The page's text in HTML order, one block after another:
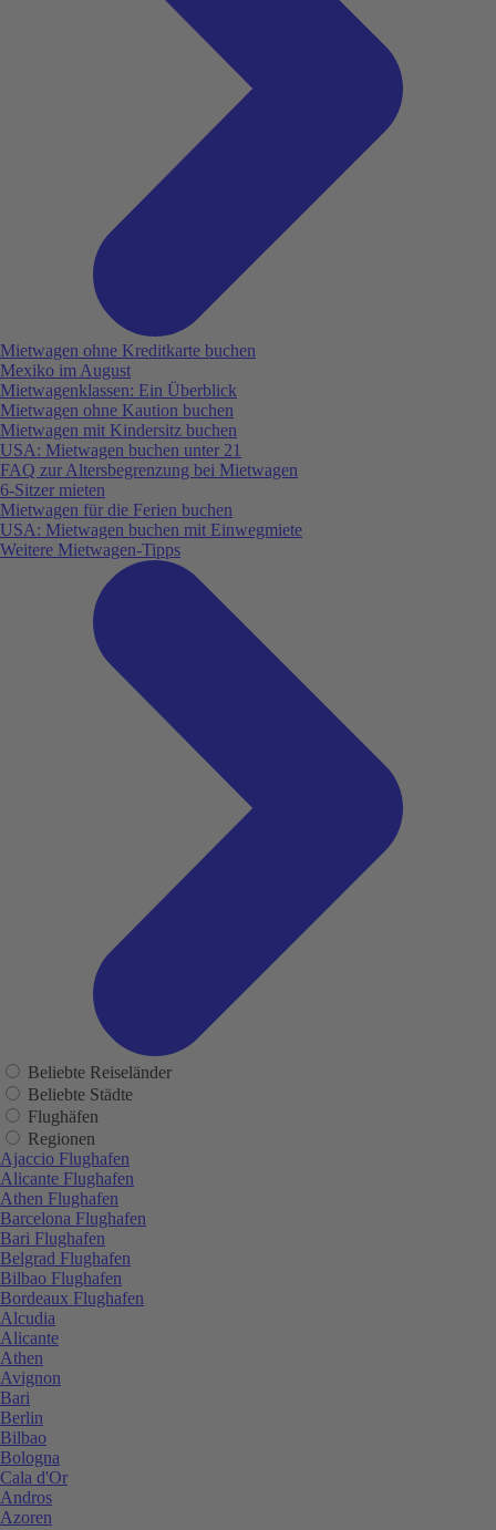
Mietwagen ohne Kreditkarte buchen
Mexiko im August
Mietwagenklassen: Ein Überblick
Mietwagen ohne Kaution buchen
Mietwagen mit Kindersitz buchen
USA: Mietwagen buchen unter 21
FAQ zur Altersbegrenzung bei Mietwagen
6-Sitzer mieten
Mietwagen für die Ferien buchen
USA: Mietwagen buchen mit Einwegmiete
Weitere Mietwagen-Tipps
Beliebte Reiseländer
Beliebte Städte
Flughäfen
Regionen
Ajaccio Flughafen
Alicante Flughafen
Athen Flughafen
Barcelona Flughafen
Bari Flughafen
Belgrad Flughafen
Bilbao Flughafen
Bordeaux Flughafen
Alcudia
Alicante
Athen
Avignon
Bari
Berlin
Bilbao
Bologna
Cala d'Or
Andros
Azoren